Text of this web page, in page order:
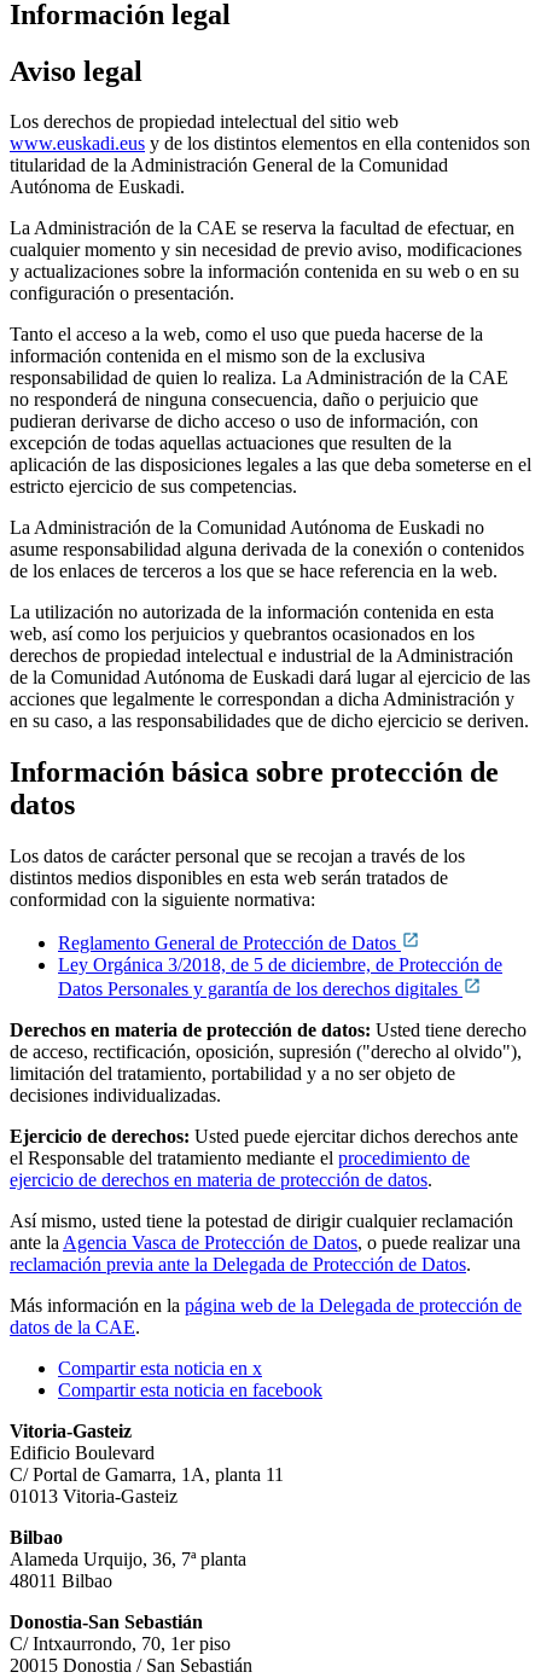
Información legal
Aviso legal
Los derechos de propiedad intelectual del sitio web
www.euskadi.eus y de los distintos elementos en ella contenidos son
titularidad de la Administración General de la Comunidad
Autónoma de Euskadi.
La Administración de la CAE se reserva la facultad de efectuar, en
cualquier momento y sin necesidad de previo aviso, modificaciones
y actualizaciones sobre la información contenida en su web o en su
configuración o presentación.
Tanto el acceso a la web, como el uso que pueda hacerse de la
información contenida en el mismo son de la exclusiva
responsabilidad de quien lo realiza. La Administración de la CAE
no responderá de ninguna consecuencia, daño o perjuicio que
pudieran derivarse de dicho acceso o uso de información, con
excepción de todas aquellas actuaciones que resulten de la
aplicación de las disposiciones legales a las que deba someterse en el
estricto ejercicio de sus competencias.
La Administración de la Comunidad Autónoma de Euskadi no
asume responsabilidad alguna derivada de la conexión o contenidos
de los enlaces de terceros a los que se hace referencia en la web.
La utilización no autorizada de la información contenida en esta
web, así como los perjuicios y quebrantos ocasionados en los
derechos de propiedad intelectual e industrial de la Administración
de la Comunidad Autónoma de Euskadi dará lugar al ejercicio de las
acciones que legalmente le correspondan a dicha Administración y
en su caso, a las responsabilidades que de dicho ejercicio se deriven.
Información básica sobre protección de
datos
Los datos de carácter personal que se recojan a través de los
distintos medios disponibles en esta web serán tratados de
conformidad con la siguiente normativa:
Reglamento General de Protección de Datos
Ley Orgánica 3/2018, de 5 de diciembre, de Protección de
Datos Personales y garantía de los derechos digitales
Derechos en materia de protección de datos: Usted tiene derecho
de acceso, rectificación, oposición, supresión ("derecho al olvido"),
limitación del tratamiento, portabilidad y a no ser objeto de
decisiones individualizadas.
Ejercicio de derechos: Usted puede ejercitar dichos derechos ante
el Responsable del tratamiento mediante el procedimiento de
ejercicio de derechos en materia de protección de datos.
Así mismo, usted tiene la potestad de dirigir cualquier reclamación
ante la Agencia Vasca de Protección de Datos, o puede realizar una
reclamación previa ante la Delegada de Protección de Datos.
Más información en la página web de la Delegada de protección de
datos de la CAE.
Compartir esta noticia en x
Compartir esta noticia en facebook
Vitoria-Gasteiz
Edificio Boulevard
C/ Portal de Gamarra, 1A, planta 11
01013 Vitoria-Gasteiz
Bilbao
Alameda Urquijo, 36, 7ª planta
48011 Bilbao
Donostia-San Sebastián
C/ Intxaurrondo, 70, 1er piso
20015 Donostia / San Sebastián